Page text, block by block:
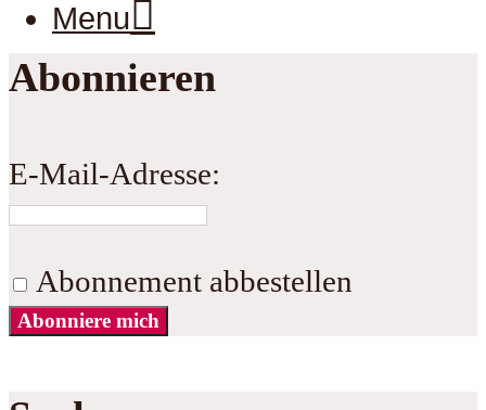
Menu
Abonnieren
E-Mail-Adresse:
Abonnement abbestellen
Abonniere mich